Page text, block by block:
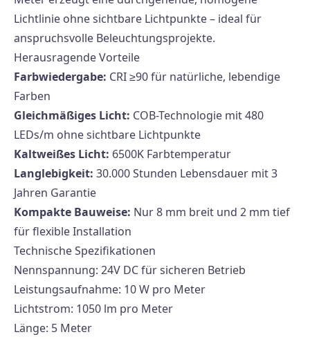
Lichtlinie ohne sichtbare Lichtpunkte – ideal für
anspruchsvolle Beleuchtungsprojekte.
Herausragende Vorteile
Farbwiedergabe: CRI ≥90 für natürliche, lebendige
Farben
Gleichmäßiges Licht: COB-Technologie mit 480
LEDs/m ohne sichtbare Lichtpunkte
Kaltweißes Licht: 6500K Farbtemperatur
Langlebigkeit: 30.000 Stunden Lebensdauer mit 3
Jahren Garantie
Kompakte Bauweise: Nur 8 mm breit und 2 mm tief
für flexible Installation
Technische Spezifikationen
Nennspannung: 24V DC für sicheren Betrieb
Leistungsaufnahme: 10 W pro Meter
Lichtstrom: 1050 lm pro Meter
Länge: 5 Meter